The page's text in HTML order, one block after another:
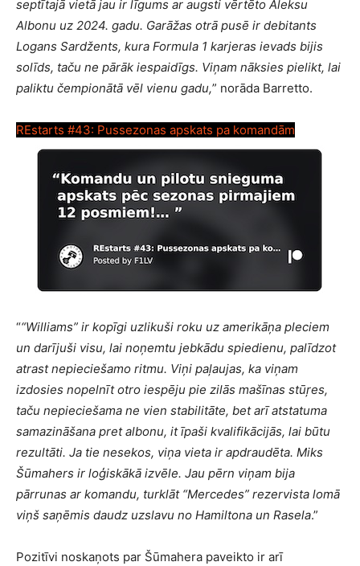
septītajā vietā jau ir līgums ar augsti vērtēto Aleksu
Albonu uz 2024. gadu. Garāžas otrā pusē ir debitants
Logans Sardžents, kura Formula 1 karjeras ievads bijis
solīds, taču ne pārāk iespaidīgs. Viņam nāksies pielikt, lai
paliktu čempionātā vēl vienu gadu,” norāda Barretto.
REstarts #43: Pussezonas apskats pa komandām
““Williams” ir kopīgi uzlikuši roku uz amerikāņa pleciem
un darījuši visu, lai noņemtu jebkādu spiedienu, palīdzot
atrast nepieciešamo ritmu. Viņi paļaujas, ka viņam
izdosies nopelnīt otro iespēju pie zilās mašīnas stūŗes,
taču nepieciešama ne vien stabilitāte, bet arī atstatuma
samazināšana pret albonu, it īpaši kvalifikācijās, lai būtu
rezultāti. Ja tie nesekos, viņa vieta ir apdraudēta. Miks
Šūmahers ir loģiskākā izvēle. Jau pērn viņam bija
pārrunas ar komandu, turklāt “Mercedes” rezervista lomā
viņš saņēmis daudz uzslavu no Hamiltona un Rasela.”
Pozitīvi noskaņots par Šūmahera paveikto ir arī